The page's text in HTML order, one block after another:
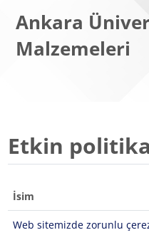
Ankara
Malzemeleri
Etkin
İsim
Web sitemizde zorunlu